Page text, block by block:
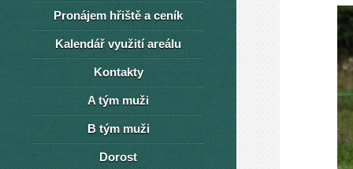
Pronájem hřiště a ceník
Kalendář využití areálu
Kontakty
A tým muži
B tým muži
Dorost